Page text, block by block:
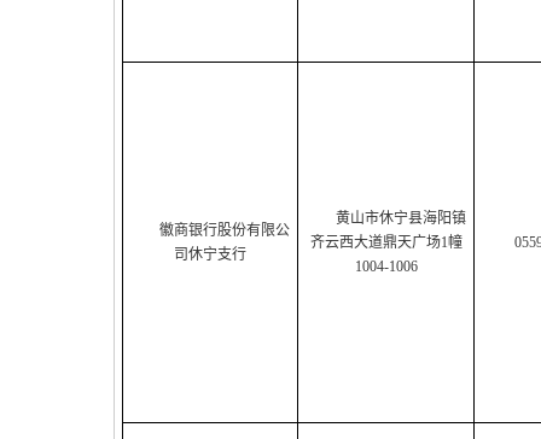
徽商银行股份有限公
司休宁支行
黄山市休宁县海阳镇
齐云西大道鼎天广场1幢
1004-1006